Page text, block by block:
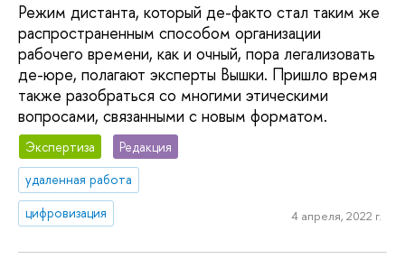
Режим дистанта, который де-факто стал таким же
распространенным способом организации
рабочего времени, как и очный, пора легализовать
де-юре, полагают эксперты Вышки. Пришло время
также разобраться со многими этическими
вопросами, связанными с новым форматом.
Экспертиза
Редакция
удаленная работа
цифровизация
4 апреля, 2022 г.